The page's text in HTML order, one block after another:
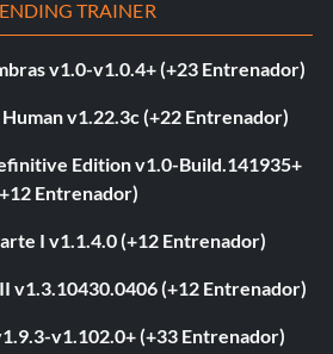
TRAINER
v1.0-v1.0.4+ (+23 Entrenador)
v1.22.3c (+22 Entrenador)
Edition v1.0-Build.141935+
Entrenador)
I v1.1.4.0 (+12 Entrenador)
v1.3.10430.0406 (+12 Entrenador)
v1.102.0+ (+33 Entrenador)